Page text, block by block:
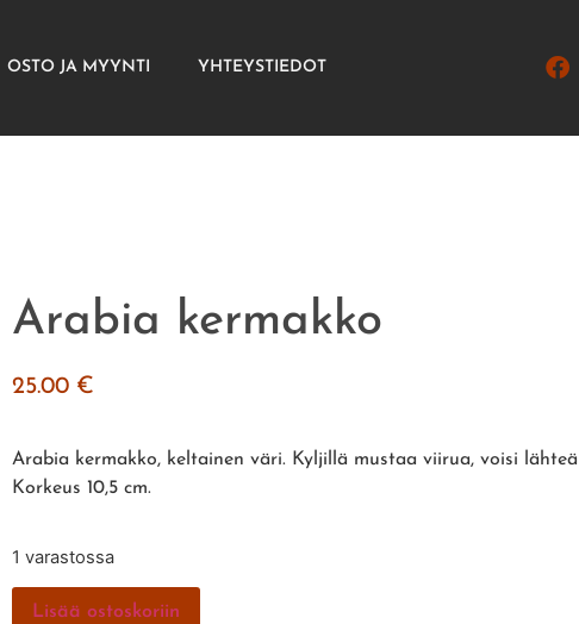
OSTO JA MYYNTI YHTEYSTIEDOT
Arabia kermakko
25.00 €
Arabia kermakko, keltainen väri. Kyljillä mustaa viirua, voisi lähteä
Korkeus 10,5 cm.
1 varastossa
Lisää ostoskoriin